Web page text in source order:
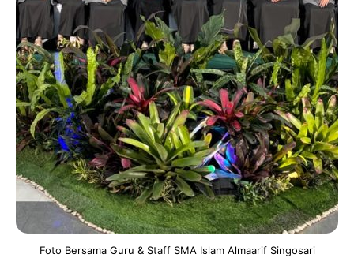
Foto Bersama Guru & Staff SMA Islam Almaarif Singosari